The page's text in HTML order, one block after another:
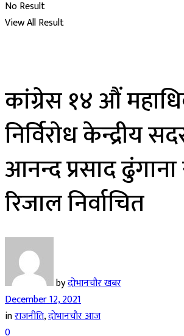
No Result
View All Result
कांग्रेस १४ औं
निर्विराेध केन्द्रीय
आनन्द प्रसाद
रिजाल निर्वाचित
byदोभानचौर खबर
December 12, 2021
inराजनीति,दाेभानचाैर आज
0